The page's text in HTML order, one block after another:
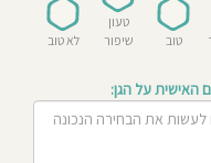
טוב
טעון
שיפור
לא טוב
על הגן: